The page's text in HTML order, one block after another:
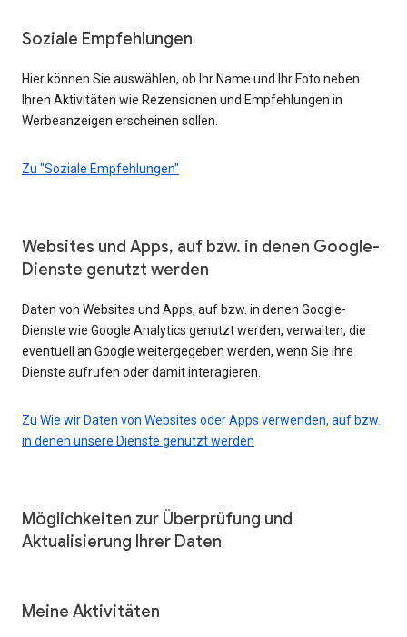
Soziale Empfehlungen
Hier können Sie auswählen, ob Ihr Name und Ihr Foto neben
Ihren Aktivitäten wie Rezensionen und Empfehlungen in
Werbeanzeigen erscheinen sollen.
Zu "Soziale Empfehlungen"
Websites und Apps, auf bzw. in denen Google-
Dienste genutzt werden
Daten von Websites und Apps, auf bzw. in denen Google-
Dienste wie Google Analytics genutzt werden, verwalten, die
eventuell an Google weitergegeben werden, wenn Sie ihre
Dienste aufrufen oder damit interagieren.
Zu Wie wir Daten von Websites oder Apps verwenden, auf bzw.
in denen unsere Dienste genutzt werden
Möglichkeiten zur Überprüfung und
Aktualisierung Ihrer Daten
Meine Aktivitäten